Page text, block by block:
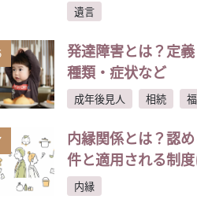
遺言
発達障害とは？定義
種類・症状など
成年後見人 相続
内縁関係とは？認
件と適用される制
内縁